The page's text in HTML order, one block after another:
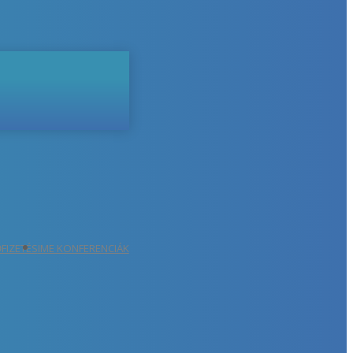
IME KONFERENCIÁK